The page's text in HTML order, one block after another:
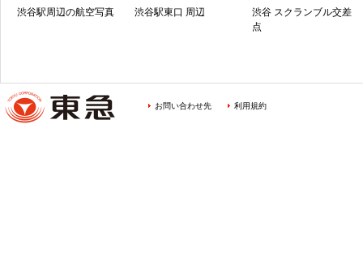
渋谷駅周辺の航空写真 渋谷駅東口 周辺
渋谷 スクランブル交差
点
お問い合わせ先 利用規約